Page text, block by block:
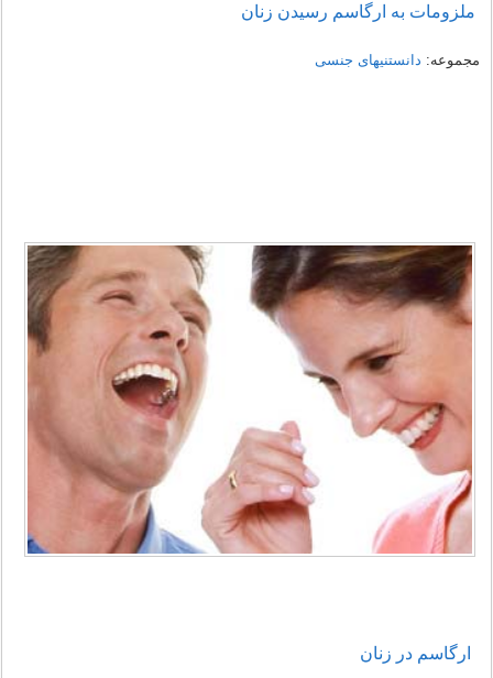
ملزومات به ارگاسم رسیدن زنان
مجموعه: دانستنیهای جنسی
ارگاسم در زنان